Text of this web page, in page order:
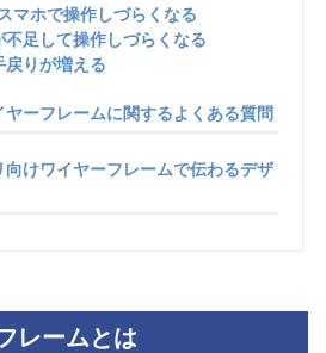
マホで操作しづらくなる
足して操作しづらくなる
戻りが増える
ーフレームに関するよくある質問
向けワイヤーフレームで伝わるデザ
レームとは